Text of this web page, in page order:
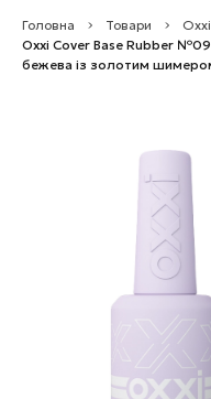
Головна > Товари > Oxxi
Oxxi Cover Base Rubber
бежева із золотим